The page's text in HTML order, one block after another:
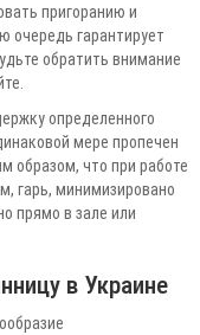
пригоранию и
очередь гарантирует
обратить внимание
определенного
мере пропечен
образом, что при работе
гарь, минимизировано
прямо в зале или
в Украине